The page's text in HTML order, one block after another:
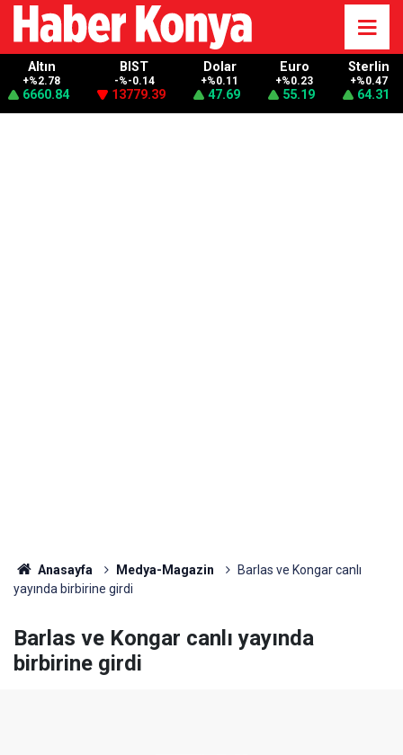
Altın
+%2.78
6660.84
BIST
-%-0.14
13779.39
Dolar
+%0.11
47.69
Euro
+%0.23
55.19
Sterlin
+%0.47
64.31
Anasayfa Medya-Magazin
Barlas ve Kongar canlı
yayında birbirine girdi
Barlas ve Kongar canlı yayında
birbirine girdi